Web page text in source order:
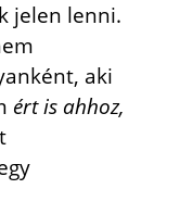
jelen lenni.
aki
ért is ahhoz,